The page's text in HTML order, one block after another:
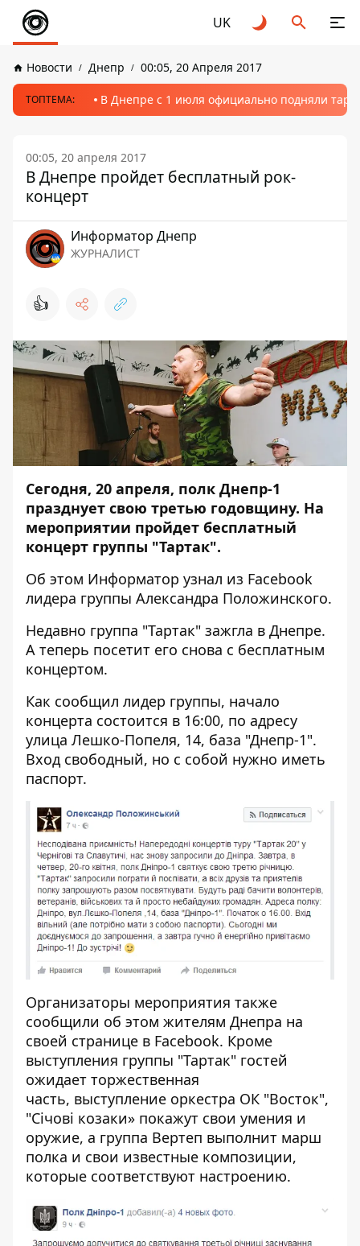
UK
Новости Днепр 00:05, 20 Апреля 2017
ТОПТЕМА: В Днепре с 1 июля официально подняли
00:05, 20 апреля 2017
В Днепре пройдет бесплатный рок-
концерт
Информатор Днепр
ЖУРНАЛИСТ
👍
Сегодня, 20 апреля, полк Днепр-1
празднует свою третью годовщину. На
мероприятии пройдет бесплатный
концерт группы "Тартак".
Об этом Информатор узнал из Facebook
лидера группы Александра Положинского.
Недавно группа "Тартак" зажгла в Днепре.
А теперь посетит его снова с бесплатным
концертом.
Как сообщил лидер группы, начало
концерта состоится в 16:00, по адресу
улица Лешко-Попеля, 14, база "Днепр-1".
Вход свободный, но с собой нужно иметь
паспорт.
Организаторы мероприятия также
сообщили об этом жителям Днепра на
своей странице в Facebook. Кроме
выступления группы "Тартак" гостей
ожидает торжественная
часть, выступление оркестра ОК "Восток",
"Січові козаки» покажут свои умения и
оружие, а группа Вертеп выполнит марш
полка и свои известные композиции,
которые соответствуют настроению.